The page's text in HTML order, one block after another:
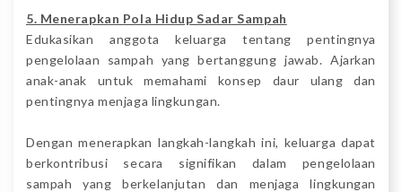
5. Menerapkan Pola Hidup Sadar Sampah
Edukasikan anggota keluarga tentang pentingnya
pengelolaan sampah yang bertanggung jawab. Ajarkan
anak-anak untuk memahami konsep daur ulang dan
pentingnya menjaga lingkungan.
Dengan menerapkan langkah-langkah ini, keluarga dapat
berkontribusi secara signifikan dalam pengelolaan
sampah yang berkelanjutan dan menjaga lingkungan